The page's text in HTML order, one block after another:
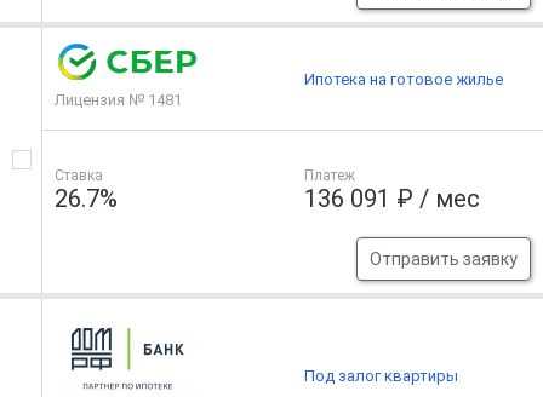
Лицензия № 1481
Ставка
26.7%
Платеж
136 091 ₽ / мес
Отправить заявку
Ипотека на готовое жилье
Под залог квартиры